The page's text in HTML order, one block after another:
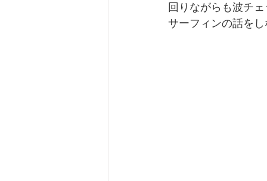
回りながらも波チ
サーフィンの話を